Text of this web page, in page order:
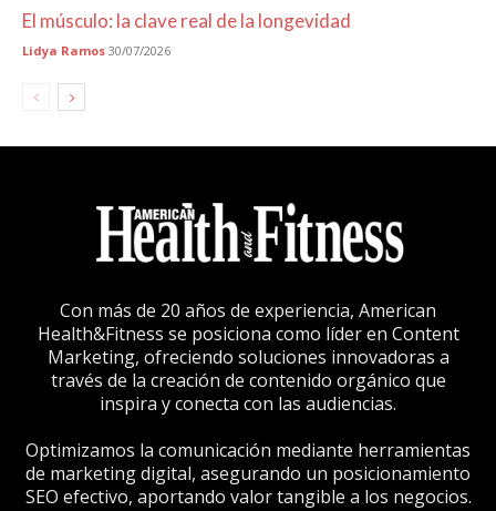
El músculo: la clave real de la longevidad
Lidya Ramos 30/07/2026
Con más de 20 años de experiencia, American
Health&Fitness se posiciona como líder en Content
Marketing, ofreciendo soluciones innovadoras a
través de la creación de contenido orgánico que
inspira y conecta con las audiencias.
Optimizamos la comunicación mediante herramientas
de marketing digital, asegurando un posicionamiento
SEO efectivo, aportando valor tangible a los negocios.